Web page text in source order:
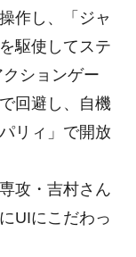
作し、「ジャ
駆使してステ
ションゲー
回避し、自機
リィ」で開放
攻・吉村さん
UIにこだわっ